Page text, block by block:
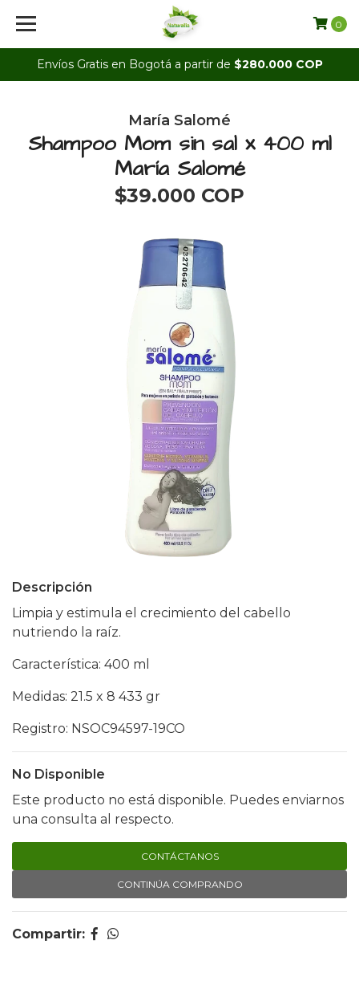
Envíos Gratis en Bogotá a partir de $280.000 COP
0
María Salomé
Shampoo Mom sin sal x 400 ml
María Salomé
$39.000 COP
Descripción
Limpia y estimula el crecimiento del cabello
nutriendo la raíz.
Característica: 400 ml
Medidas: 21.5 x 8 433 gr
Registro: NSOC94597-19CO
No Disponible
Este producto no está disponible. Puedes enviarnos
una consulta al respecto.
CONTÁCTANOS
CONTINÚA COMPRANDO
Compartir: